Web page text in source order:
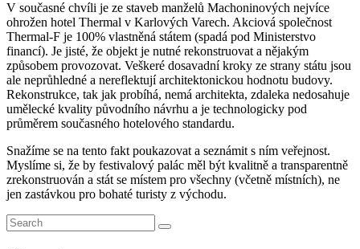
V současné chvíli je ze staveb manželů Machoninových nejvíce
ohrožen hotel Thermal v Karlových Varech. Akciová společnost
Thermal-F je 100% vlastněná státem (spadá pod Ministerstvo
financí). Je jisté, že objekt je nutné rekonstruovat a nějakým
způsobem provozovat. Veškeré dosavadní kroky ze strany státu jsou
ale neprůhledné a nereflektují architektonickou hodnotu budovy.
Rekonstrukce, tak jak probíhá, nemá architekta, zdaleka nedosahuje
umělecké kvality původního návrhu a je technologicky pod
průměrem současného hotelového standardu.
Snažíme se na tento fakt poukazovat a seznámit s ním veřejnost.
Myslíme si, že by festivalový palác měl být kvalitně a transparentně
zrekonstruován a stát se místem pro všechny (včetně místních), ne
jen zastávkou pro bohaté turisty z východu.